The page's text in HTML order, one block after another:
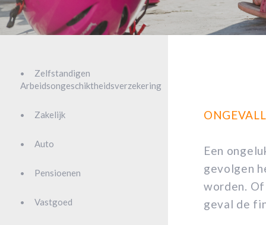
Zelfstandigen
Arbeidsongeschiktheidsverzekering
Zakelijk
Auto
Pensioenen
Vastgoed
Een
gevolgen
worden.
geval de